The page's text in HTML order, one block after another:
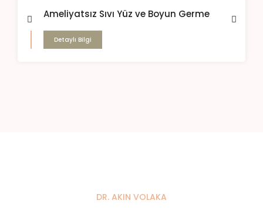
Ameliyatsız Sıvı Yüz ve Boyun Germe
Detaylı Bilgi
DR. AKIN VOLAKA